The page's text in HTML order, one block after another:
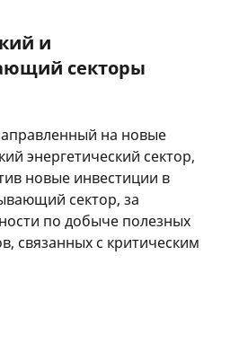
и
секторы
на новые
энергетический сектор,
новые инвестиции в
сектор, за
по добыче полезных
связанных с критическим